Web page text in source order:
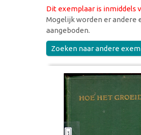
Dit exemplaar is inmiddels
Mogelijk worden er andere
aangeboden.
Zoeken naar andere